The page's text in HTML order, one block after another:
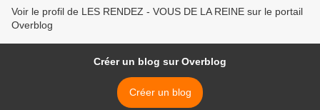
Voir le profil de LES RENDEZ - VOUS DE LA REINE sur le portail
Overblog
Créer un blog sur Overblog
Créer un blog